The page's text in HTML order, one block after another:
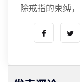
除戒指的束缚